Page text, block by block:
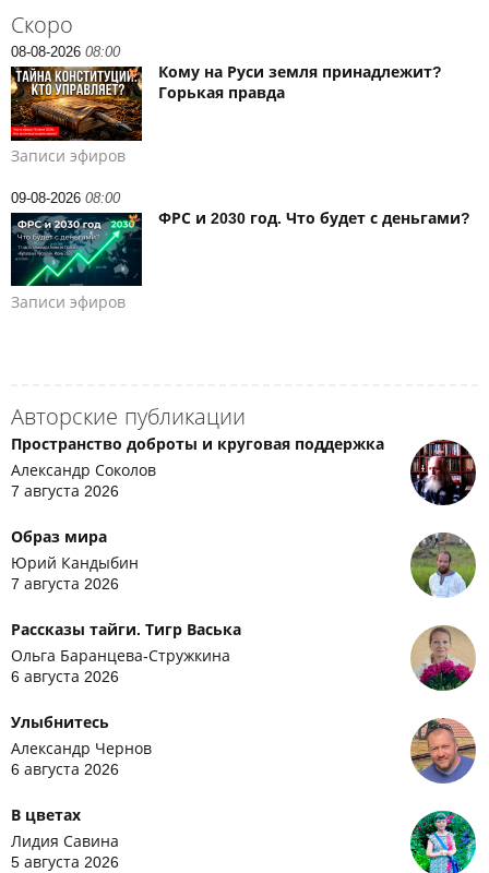
Скоро
08-08-2026 08:00
Кому на Руси земля принадлежит?
Горькая правда
Записи эфиров
09-08-2026 08:00
ФРС и 2030 год. Что будет с деньгами?
Записи эфиров
Авторские публикации
Пространство доброты и круговая поддержка
Александр Соколов
7 августа 2026
Образ мира
Юрий Кандыбин
7 августа 2026
Рассказы тайги. Тигр Васька
Ольга Баранцева-Стружкина
6 августа 2026
Улыбнитесь
Александр Чернов
6 августа 2026
В цветах
Лидия Савина
5 августа 2026